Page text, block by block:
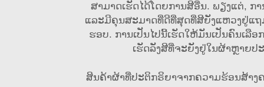
ສາມາດເຮັດໄດ້ໂດຍການສີອື່ນ. ພຽງແຕ່, ກ
ແລະມີຄຸນສະມາດທີ່ດີທີ່ສຸດທີ່ສີຍັງແຫວງຢູ່ແ
ຮອບ. ການເປັນໄປນີ້ເຮັດໃຫ້ມັນເປັນຄົນເລື
ເຮັດລັງສີທີ່ຈະຍັງຢູ່ໃນຜ້າຫຼາຍປ
ສິນຄ້າຜ້າທີ່ປະຕິກຣິຍາຈາກຄວາມຮ້ອນສ້າງ